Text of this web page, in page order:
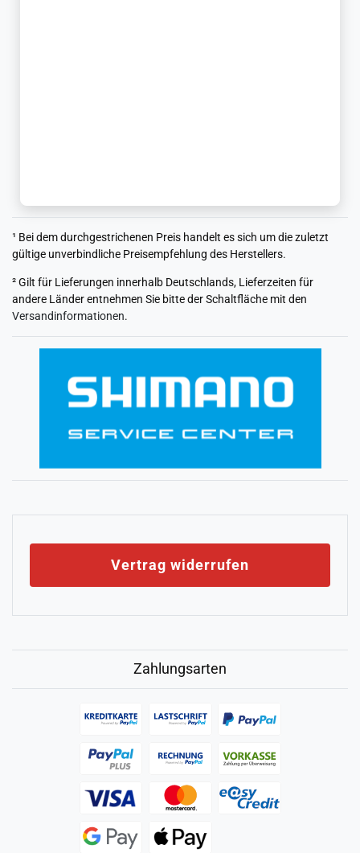
¹ Bei dem durchgestrichenen Preis handelt es sich um die zuletzt
gültige unverbindliche Preisempfehlung des Herstellers.
² Gilt für Lieferungen innerhalb Deutschlands, Lieferzeiten für
andere Länder entnehmen Sie bitte der Schaltfläche mit den
Versandinformationen.
Vertrag widerrufen
Zahlungsarten